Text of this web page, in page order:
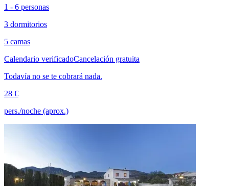
1 - 6 personas
3 dormitorios
5 camas
Calendario verificadoCancelación gratuita
Todavía no se te cobrará nada.
28 €
pers./noche (aprox.)